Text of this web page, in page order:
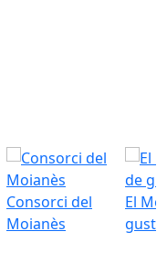
Consorci del
Moianès
El
gust